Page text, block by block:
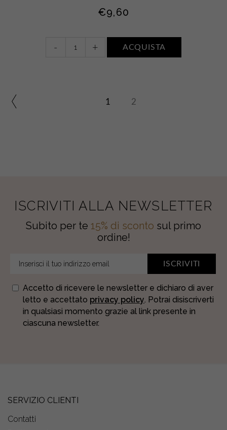
€9,60
- + ACQUISTA
1 2
ISCRIVITI ALLA NEWSLETTER
Subito per te 15% di sconto sul primo
ordine!
ISCRIVITI
Accetto di ricevere le newsletter e dichiaro di aver
letto e accettato privacy policy. Potrai disiscriverti
in qualsiasi momento grazie al link presente in
ciascuna newsletter.
SERVIZIO CLIENTI
Contatti